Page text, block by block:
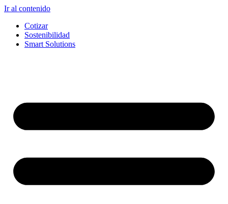
Ir al contenido
Cotizar
Sostenibilidad
Smart Solutions